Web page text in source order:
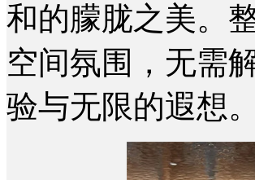
和的朦胧之美。
空间氛围，无需
验与无限的遐想。